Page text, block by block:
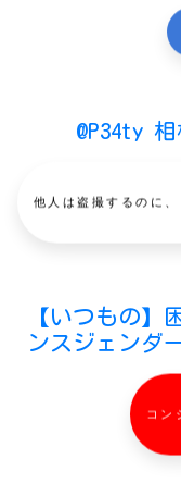
@P34ty
他人は盗撮するのに
【いつもの】
ンスジェンダ
コン